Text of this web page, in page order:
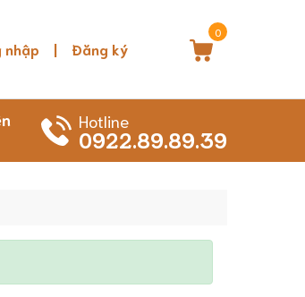
nhập | Đăng ký
0
Hotline
0922.89.89.39